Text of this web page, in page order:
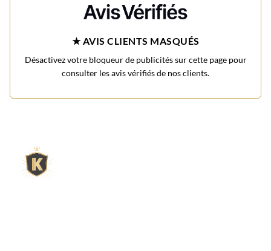
★ AVIS CLIENTS MASQUÉS
Désactivez votre bloqueur de publicités sur cette page pour
consulter les avis vérifiés de nos clients.